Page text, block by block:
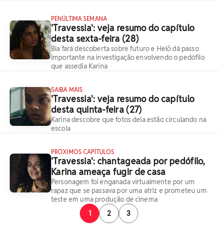
PENÚLTIMA SEMANA
'Travessia': veja resumo do capítulo
desta sexta-feira (28)
Bia fará descoberta sobre futuro e Helô dá passo
importante na investigação envolvendo o pedófilo
que assedia Karina
SAIBA MAIS
'Travessia': veja resumo do capítulo
desta quinta-feira (27)
Karina descobre que fotos dela estão circulando na
escola
PRÓXIMOS CAPÍTULOS
'Travessia': chantageada por pedófilo,
Karina ameaça fugir de casa
Personagem foi enganada virtualmente por um
rapaz que se passava por uma atriz e prometeu um
teste em uma produção de cinema
1
2 3